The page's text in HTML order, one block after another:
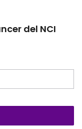
del NCI